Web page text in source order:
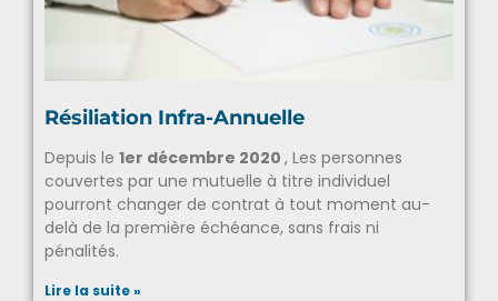
Résiliation Infra-Annuelle
Depuis le 1er décembre 2020 , Les personnes
couvertes par une mutuelle à titre individuel
pourront changer de contrat à tout moment au-
delà de la première échéance, sans frais ni
pénalités.